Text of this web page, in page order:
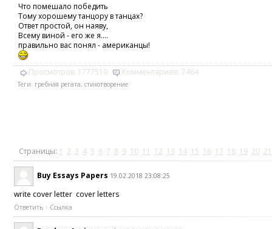
Что помешало победить
Тому хорошему танцору в танцах?
Ответ простой, он наяву,
Всему виной - его же я....
правильно вас понял - американцы!
Просмотров: 1777519 Комментариев: 7464
Теги: гребная регата, стихотворение
Страницы: 1 2 3 4 5 6 7 8 9 10 11 12 13 14 15 16 17 18 19 20 21
Buy Essays Papers 19.02.2018 23:08:25
write cover letter cover letters
Ответить Ссылка